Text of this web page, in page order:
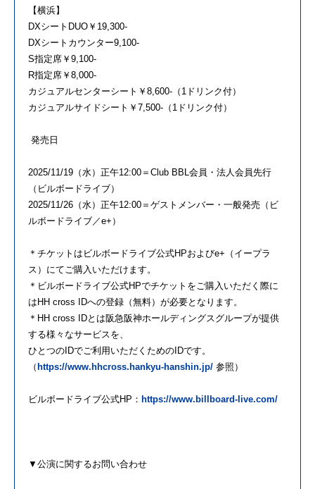
【横浜】
DXシートDUO￥19,300-
DXシートカウンター9,100-
S指定席￥9,100-
R指定席￥8,000-
カジュアルセンターシート￥8,600-（1ドリンク付）
カジュアルサイドシート￥7,500-（1ドリンク付）
発売日
2025/11/19（水）正午12:00＝Club BBL会員・法人会員先行
（ビルボードライブ）
2025/11/26（水）正午12:00＝ゲストメンバー・一般発売（ビ
ルボードライブ／e+）
＊チケットはビルボードライブ公式HPおよびe+（イープラ
ス）にてご購入いただけます。
＊ビルボードライブ公式HPでチケットをご購入いただく際に
はHH cross IDへの登録（無料）が必要となります。
＊HH cross IDとは阪急阪神ホールディングスグループが提供
する様々なサービスを、
ひとつのIDでご利用いただくためのIDです。
（ https://www.hhcross.hankyu-hanshin.jp/ 参照）
ビルボードライブ公式HP： https://www.billboard-live.com/
▼公演に関するお問い合わせ